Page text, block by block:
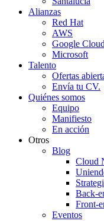
Alianzas
Red Hat
AWS
Google Cloud
Microsoft
Talento
Ofertas
Envía tu CV.
Quiénes somos
Equipo
Manifiesto
En acción
Otros
Blog
Cloud
Back-
Front-
Eventos